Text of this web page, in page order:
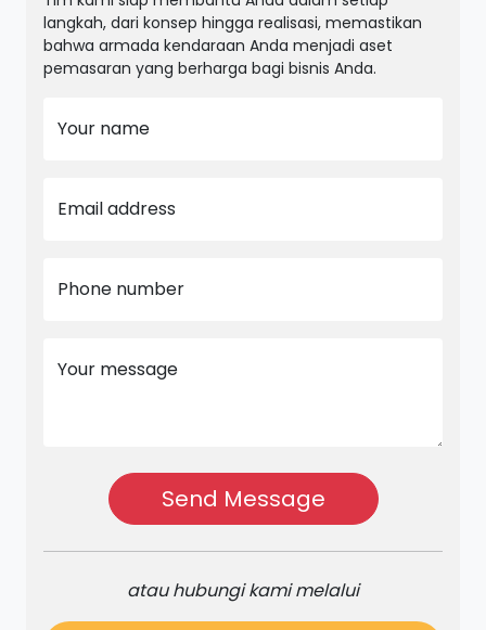
langkah, dari konsep hingga realisasi, memastikan
bahwa armada kendaraan Anda menjadi aset
pemasaran yang berharga bagi bisnis Anda.
Your name
Email address
Phone number
Your message
Send Message
atau hubungi kami melalui